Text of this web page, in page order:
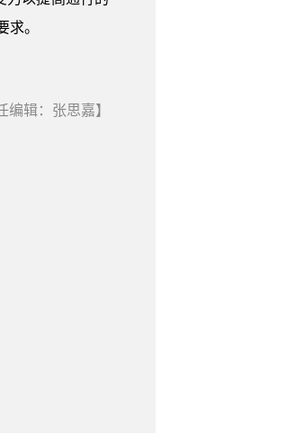
。
编辑：张思嘉】